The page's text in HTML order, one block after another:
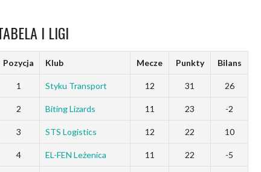
I LIGI
Pozycja Klub Mecze Punkty Bilans
1 Styku Transport 12 31 26
2 Biting Lizards 11 23 -2
3 STS Logistics 12 22 10
4 EL-FEN Leżenica 11 22 -5